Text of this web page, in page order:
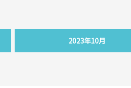
2023年10月